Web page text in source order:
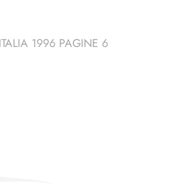
1996 PAGINE 6